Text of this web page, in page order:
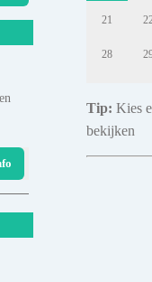
21
28
Tip: Kies
bekijken